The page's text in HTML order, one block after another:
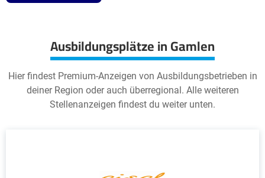
Ausbildungsplätze in Gamlen
Hier findest Premium-Anzeigen von Ausbildungsbetrieben in
deiner Region oder auch überregional. Alle weiteren
Stellenanzeigen findest du weiter unten.